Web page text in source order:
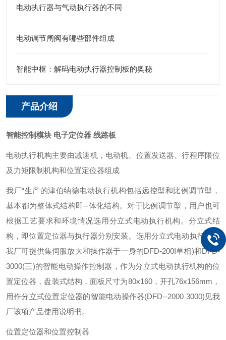
电动执行器与气动执行器的不同
电动调节闸阀有哪些部件组成
智能中枢：解码电动执行器控制板的奥秘
产品介绍
智能控制模块 电子定位器 线路板
电动执行机构主要由减速机，电动机、位置发送器、行程序限位
及力矩限制机构和位置定位器组成
我厂“生产的津伯纳德电动执行机构包括远控型和比例调节型，
基本都为整体式结构即--体化结构。对于比例调节型，用户也可
根据工艺要求和环境情况选用分立式电动执行机构。分立式结
构，即位置定位器与执行器分别安装。选用分立式电动执行机构
我厂可提供集伺服放大和操作器于一身的DFD-200I单相)和DFD-
3000(三)的智能电动操作控制器，作为分立式电动执行机构的位
置定位器，盘装式结构，面板尺寸为80x160，开孔76x156mm ，
用作分立式位置定位器的智能电动操作器(DFD--2000 3000) 见我
厂该项产品使用说明书。
位置定位器和位置控制器